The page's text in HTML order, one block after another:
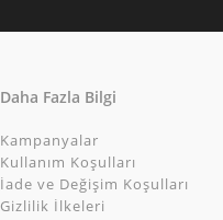
Daha Fazla Bilgi
Kampanyalar
Kullanım Koşulları
İade ve Değişim Koşulları
Gizlilik İlkeleri